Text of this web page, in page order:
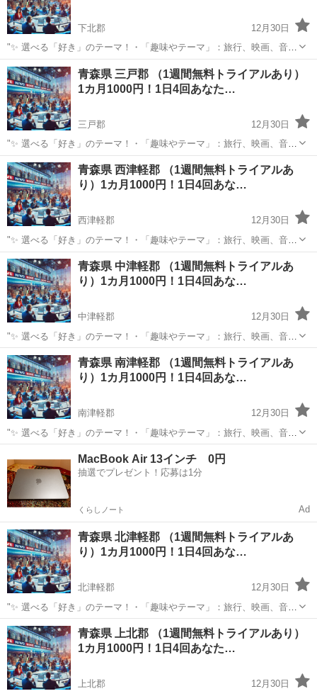
下北郡
12月30日
"✨ 選べる「好き」のテーマ！・「趣味やテーマ」：旅行、映画、音
楽、ペットなど、好きなものをもっと楽しめる情報をお届けします。
⏰ 1日4回のタイムリーな配信 7:00: 目覚めの1通で1日を元気にスター
ト！12:0...
青森 下北郡 その他
青森県 三戸郡 （1週間無料トライアルあり）
1カ月1000円！1日4回あなた…
三戸郡
12月30日
"✨ 選べる「好き」のテーマ！・「趣味やテーマ」：旅行、映画、音
楽、ペットなど、好きなものをもっと楽しめる情報をお届けします。
⏰ 1日4回のタイムリーな配信 7:00: 目覚めの1通で1日を元気にスター
ト！12:0...
青森 三戸郡 その他 BTS
青森県 西津軽郡 （1週間無料トライアルあ
り）1カ月1000円！1日4回あな…
西津軽郡
12月30日
"✨ 選べる「好き」のテーマ！・「趣味やテーマ」：旅行、映画、音
楽、ペットなど、好きなものをもっと楽しめる情報をお届けします。
⏰ 1日4回のタイムリーな配信 7:00: 目覚めの1通で1日を元気にスター
ト！12:0...
青森 西津軽郡 その他
青森県 中津軽郡 （1週間無料トライアルあ
り）1カ月1000円！1日4回あな…
中津軽郡
12月30日
"✨ 選べる「好き」のテーマ！・「趣味やテーマ」：旅行、映画、音
楽、ペットなど、好きなものをもっと楽しめる情報をお届けします。
⏰ 1日4回のタイムリーな配信 7:00: 目覚めの1通で1日を元気にスター
ト！12:0...
青森 中津軽郡 その他
青森県 南津軽郡 （1週間無料トライアルあ
り）1カ月1000円！1日4回あな…
南津軽郡
12月30日
"✨ 選べる「好き」のテーマ！・「趣味やテーマ」：旅行、映画、音
楽、ペットなど、好きなものをもっと楽しめる情報をお届けします。
⏰ 1日4回のタイムリーな配信 7:00: 目覚めの1通で1日を元気にスター
ト！12:0...
MacBook Air 13インチ 0円
抽選でプレゼント！応募は1分
くらしノート Ad
青森県 北津軽郡 （1週間無料トライアルあ
り）1カ月1000円！1日4回あな…
北津軽郡
12月30日
"✨ 選べる「好き」のテーマ！・「趣味やテーマ」：旅行、映画、音
楽、ペットなど、好きなものをもっと楽しめる情報をお届けします。
⏰ 1日4回のタイムリーな配信 7:00: 目覚めの1通で1日を元気にスター
ト！12:0...
青森 北津軽郡 その他
青森県 上北郡 （1週間無料トライアルあり）
1カ月1000円！1日4回あなた…
上北郡 12月30日